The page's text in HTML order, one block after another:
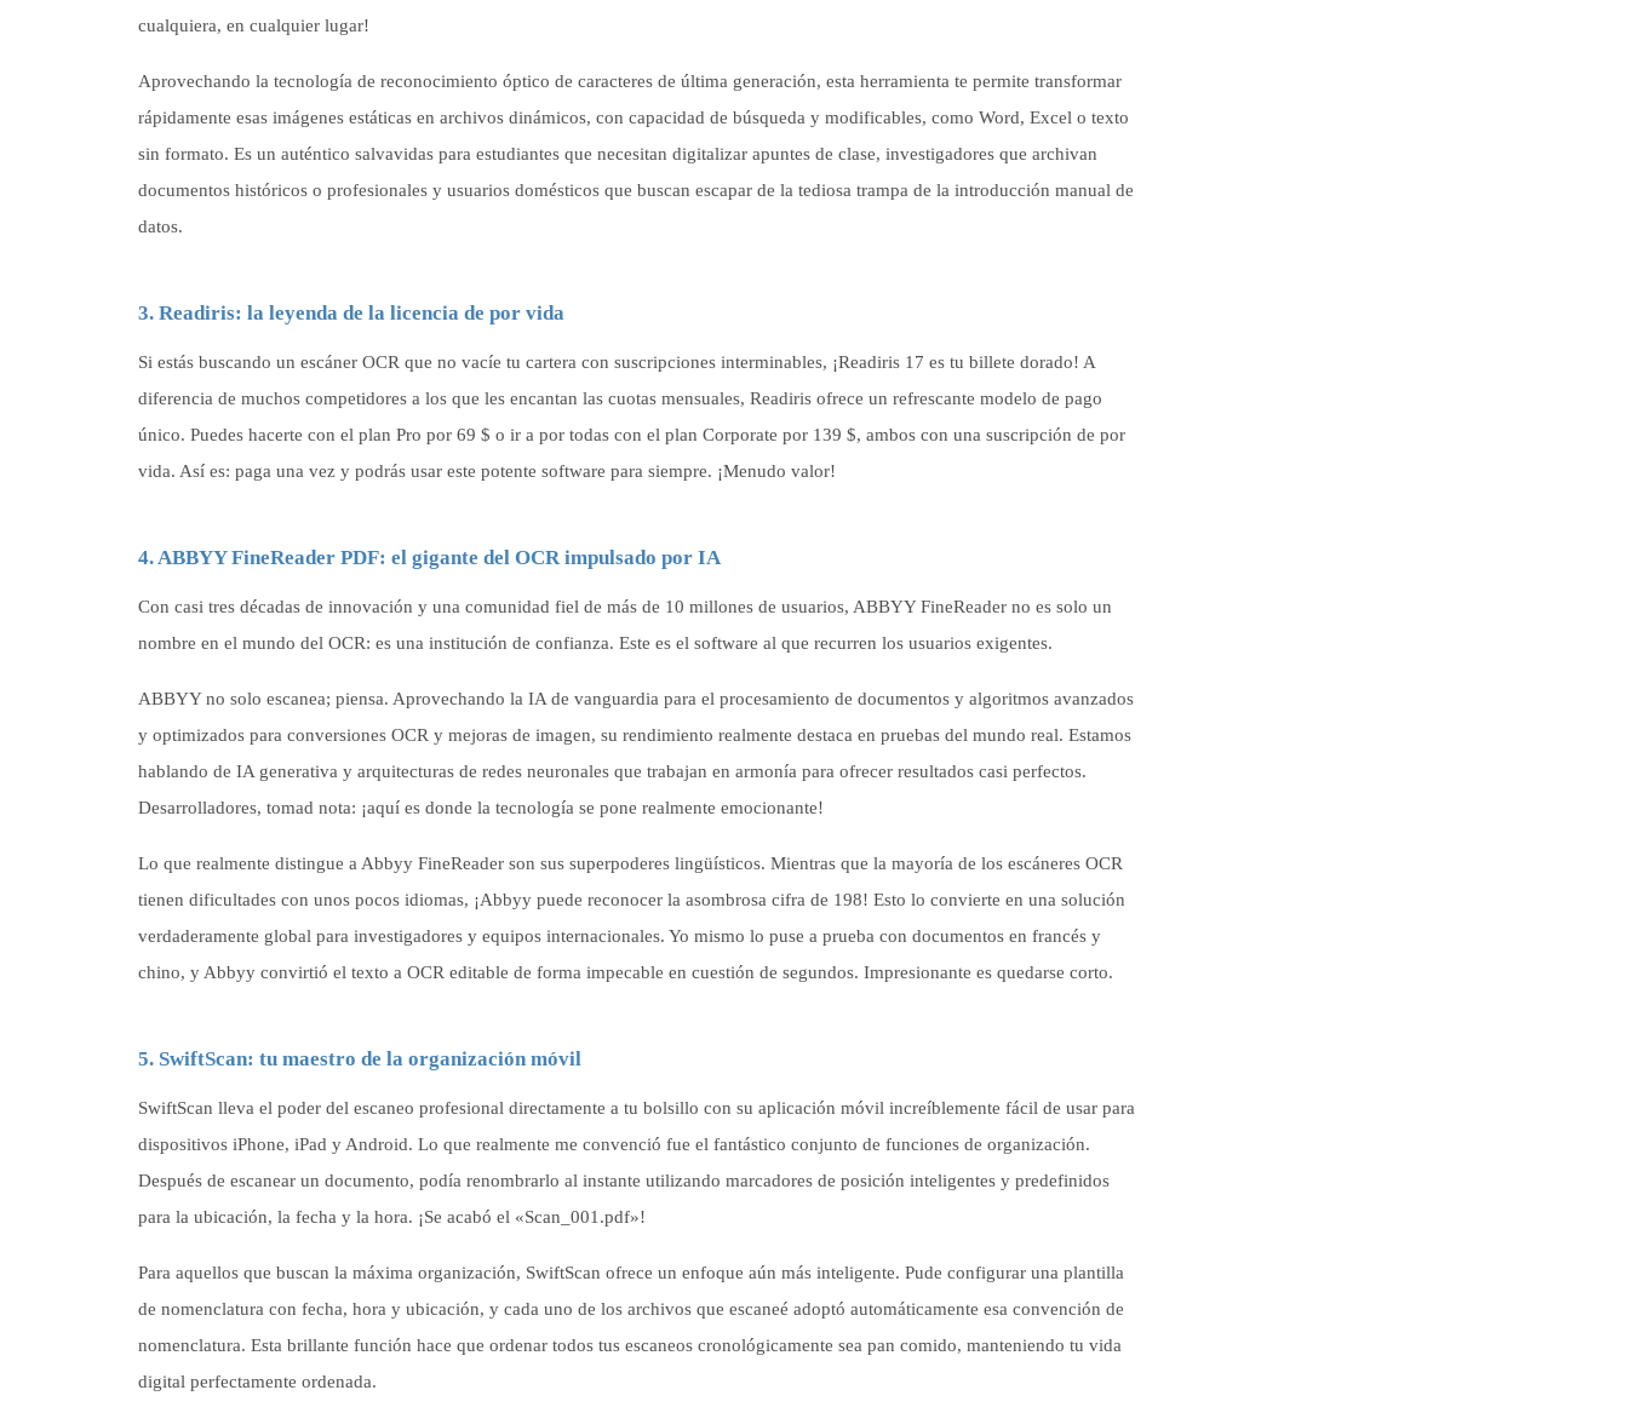
cualquiera, en cualquier lugar!
Aprovechando la tecnología de reconocimiento óptico de caracteres de última generación, esta herramienta te permite transformar
rápidamente esas imágenes estáticas en archivos dinámicos, con capacidad de búsqueda y modificables, como Word, Excel o texto
sin formato. Es un auténtico salvavidas para estudiantes que necesitan digitalizar apuntes de clase, investigadores que archivan
documentos históricos o profesionales y usuarios domésticos que buscan escapar de la tediosa trampa de la introducción manual de
datos.
3. Readiris: la leyenda de la licencia de por vida
Si estás buscando un escáner OCR que no vacíe tu cartera con suscripciones interminables, ¡Readiris 17 es tu billete dorado! A
diferencia de muchos competidores a los que les encantan las cuotas mensuales, Readiris ofrece un refrescante modelo de pago
único. Puedes hacerte con el plan Pro por 69 $ o ir a por todas con el plan Corporate por 139 $, ambos con una suscripción de por
vida. Así es: paga una vez y podrás usar este potente software para siempre. ¡Menudo valor!
4. ABBYY FineReader PDF: el gigante del OCR impulsado por IA
Con casi tres décadas de innovación y una comunidad fiel de más de 10 millones de usuarios, ABBYY FineReader no es solo un
nombre en el mundo del OCR: es una institución de confianza. Este es el software al que recurren los usuarios exigentes.
ABBYY no solo escanea; piensa. Aprovechando la IA de vanguardia para el procesamiento de documentos y algoritmos avanzados
y optimizados para conversiones OCR y mejoras de imagen, su rendimiento realmente destaca en pruebas del mundo real. Estamos
hablando de IA generativa y arquitecturas de redes neuronales que trabajan en armonía para ofrecer resultados casi perfectos.
Desarrolladores, tomad nota: ¡aquí es donde la tecnología se pone realmente emocionante!
Lo que realmente distingue a Abbyy FineReader son sus superpoderes lingüísticos. Mientras que la mayoría de los escáneres OCR
tienen dificultades con unos pocos idiomas, ¡Abbyy puede reconocer la asombrosa cifra de 198! Esto lo convierte en una solución
verdaderamente global para investigadores y equipos internacionales. Yo mismo lo puse a prueba con documentos en francés y
chino, y Abbyy convirtió el texto a OCR editable de forma impecable en cuestión de segundos. Impresionante es quedarse corto.
5. SwiftScan: tu maestro de la organización móvil
SwiftScan lleva el poder del escaneo profesional directamente a tu bolsillo con su aplicación móvil increíblemente fácil de usar para
dispositivos iPhone, iPad y Android. Lo que realmente me convenció fue el fantástico conjunto de funciones de organización.
Después de escanear un documento, podía renombrarlo al instante utilizando marcadores de posición inteligentes y predefinidos
para la ubicación, la fecha y la hora. ¡Se acabó el «Scan_001.pdf»!
Para aquellos que buscan la máxima organización, SwiftScan ofrece un enfoque aún más inteligente. Pude configurar una plantilla
de nomenclatura con fecha, hora y ubicación, y cada uno de los archivos que escaneé adoptó automáticamente esa convención de
nomenclatura. Esta brillante función hace que ordenar todos tus escaneos cronológicamente sea pan comido, manteniendo tu vida
digital perfectamente ordenada.